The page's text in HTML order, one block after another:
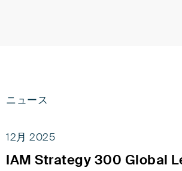
ニュース
12月 2025
IAM Strategy 300 Global